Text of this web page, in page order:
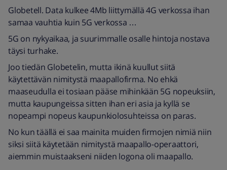
Globetell. Data kulkee 4Mb liittymällä 4G verkossa ihan
samaa vauhtia kuin 5G verkossa …
5G on nykyaikaa, ja suurimmalle osalle hintoja nostava
täysi turhake.
Joo tiedän Globetelin, mutta ikinä kuullut siitä
käytettävän nimitystä maapallofirma. No ehkä
maaseudulla ei tosiaan pääse mihinkään 5G nopeuksiin,
mutta kaupungeissa sitten ihan eri asia ja kyllä se
nopeampi nopeus kaupunkiolosuhteissa on paras.
No kun täällä ei saa mainita muiden firmojen nimiä niin
siksi siitä käytetään nimitystä maapallo-operaattori,
aiemmin muistaakseni niiden logona oli maapallo.